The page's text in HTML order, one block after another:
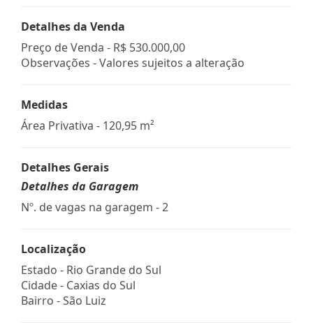
Detalhes da Venda
Preço de Venda - R$ 530.000,00
Observações - Valores sujeitos a alteração
Medidas
Área Privativa - 120,95 m²
Detalhes Gerais
Detalhes da Garagem
Nº. de vagas na garagem - 2
Localização
Estado - Rio Grande do Sul
Cidade - Caxias do Sul
Bairro -São Luiz